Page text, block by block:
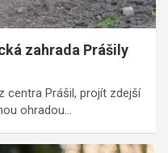
zahrada Prášily
centra Prášil, projít zdejší
ohradou…